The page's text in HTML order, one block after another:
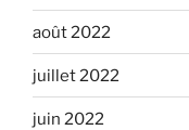
août 2022
juillet 2022
juin 2022